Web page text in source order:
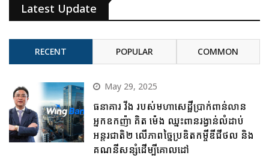
Latest Update
RECENT POPULAR COMMON
May 29, 2025
ធនាគារ វីង របស់មហាសេដ្ឋីប្រាក់ពាន់លាន
អ្នកឧកញ៉ា គិត ម៉េង ឈ្នះពានរង្វាន់លំដាប់
អន្តរជាតិ២ លើភាពច្នៃប្រឌិតកម្ចីឌីជីថល និង
គណនីសន្សំដើម្បីគោលដៅ